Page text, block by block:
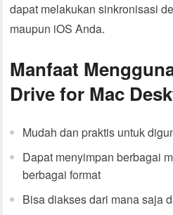
dapat melakukan sinkronisasi
maupun iOS Anda.
Manfaat
Drive for Mac
Mudah dan praktis untuk
Dapat menyimpan berbagai
berbagai format
Bisa diakses dari mana saja